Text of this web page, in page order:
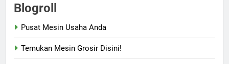
Blogroll
Pusat Mesin Usaha Anda
Temukan Mesin Grosir Disini!